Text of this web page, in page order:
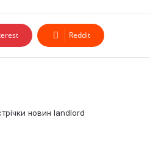
Reddit
новин landlord